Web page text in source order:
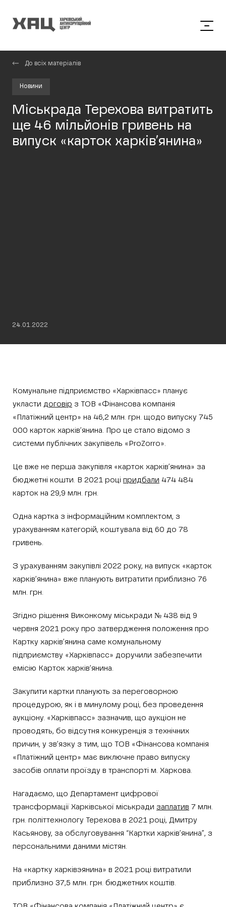
До всіх матеріалів
Новини
Міськрада Терехова витратить
ще 46 мільйонів гривень на
випуск «карток харків’янина»
24.01.2022
Комунальне підприємство «Харківпасс» планує
укласти договір з ТОВ «Фінансова компанія
«Платіжний центр» на 46,2 млн. грн. щодо випуску 745
000 карток харків’янина. Про це стало відомо з
системи публічних закупівель «ProZorro».
Це вже не перша закупівля «карток харків’янина» за
бюджетні кошти. В 2021 році придбали 474 484
карток на 29,9 млн. грн.
Одна картка з інформаційним комплектом, з
урахуванням категорій, коштувала від 60 до 78
гривень.
З урахуванням закупівлі 2022 року, на випуск «карток
харків’янина» вже планують витратити приблизно 76
млн. грн.
Згідно рішення Виконкому міськради № 438 від 9
червня 2021 року про затвердження положення про
Картку харків’янина саме комунальному
підприємству «Харківпасс» доручили забезпечити
емісію Карток харків’янина.
Закупити картки планують за переговорною
процедурою, як і в минулому році, без проведення
аукціону. «Харківпасс» зазначив, що аукціон не
проводять, бо відсутня конкуренція з технічних
причин, у зв’язку з тим, що ТОВ «Фінансова компанія
«Платіжний центр» має виключне право випуску
засобів оплати проїзду в транспорті м. Харкова.
Нагадаємо, що Департамент цифрової
трансформації Харківської міськради заплатив 7 млн.
грн. політтехнологу Терехова в 2021 році, Дмитру
Касьянову, за обслуговування “Картки харків’янина”, з
персональними даними містян.
На «картку харківэянина» в 2021 році витратили
приблизно 37,5 млн. грн. бюджетних коштів.